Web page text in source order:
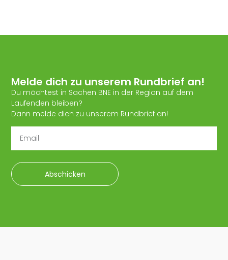
Melde dich zu unserem Rundbrief an!
Du möchtest in Sachen BNE in der Region auf dem
Laufenden bleiben?
Dann melde dich zu unserem Rundbrief an!
Abschicken